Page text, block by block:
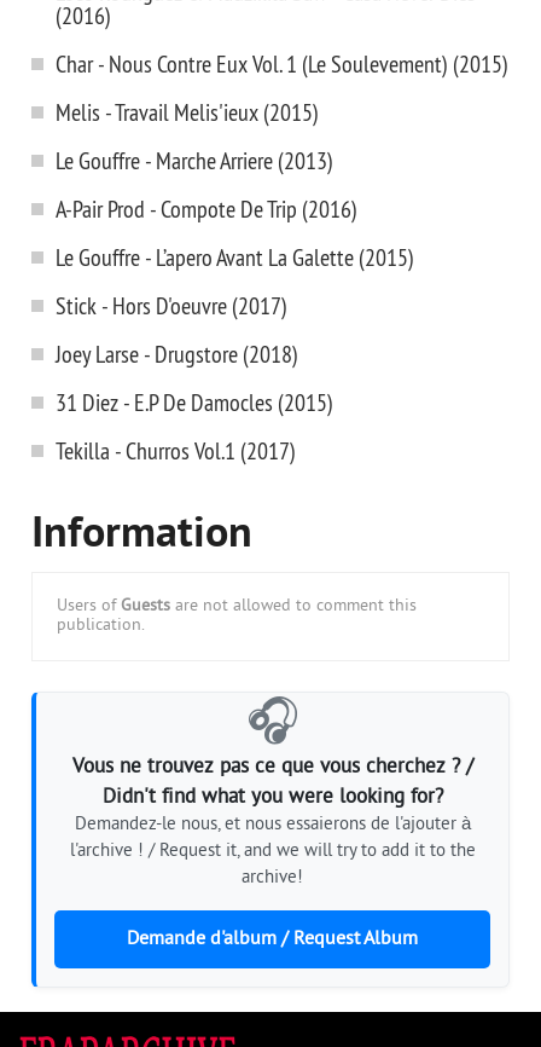
(2016)
Char - Nous Contre Eux Vol. 1 (Le Soulevement) (2015)
Melis - Travail Melis'ieux (2015)
Le Gouffre - Marche Arriere (2013)
A-Pair Prod - Compote De Trip (2016)
Le Gouffre - L’apero Avant La Galette (2015)
Stick - Hors D'oeuvre (2017)
Joey Larse - Drugstore (2018)
31 Diez - E.P De Damocles (2015)
Tekilla - Churros Vol.1 (2017)
Information
Users of Guests are not allowed to comment this
publication.
🎧
Vous ne trouvez pas ce que vous cherchez ? /
Didn't find what you were looking for?
Demandez-le nous, et nous essaierons de l'ajouter à
l'archive ! / Request it, and we will try to add it to the
archive!
Demande d'album / Request Album